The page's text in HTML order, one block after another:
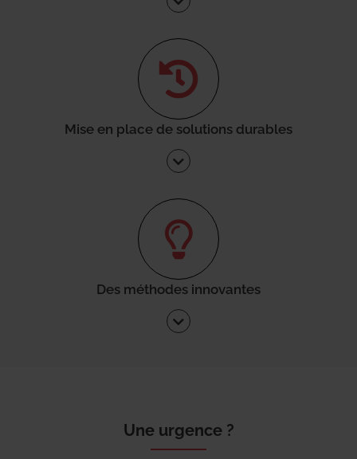
Mise en place de solutions durables
Des méthodes innovantes
Une urgence ?